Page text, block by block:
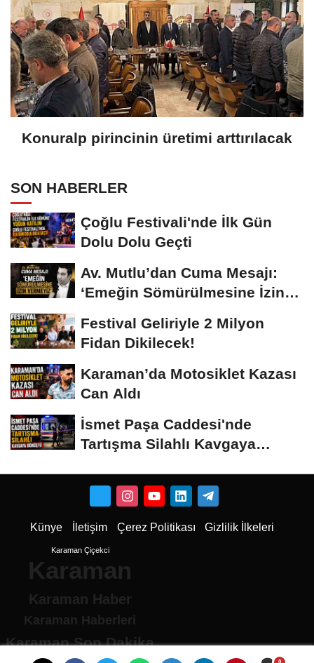
Konuralp pirincinin üretimi arttırılacak
SON HABERLER
Çoğlu Festivali'nde İlk Gün
Dolu Dolu Geçti
Av. Mutlu’dan Cuma Mesajı:
‘Emeğin Sömürülmesine İzin
Festival Geliriyle 2 Milyon
Fidan Dikilecek!
Karaman’da Motosiklet Kazası
Can Aldı
İsmet Paşa Caddesi'nde
Tartışma Silahlı Kavgaya
Künye İletişim Çerez Politikası Gizlilik İlkeleri
Karaman Çiçekci
Karaman
Karaman Haber
Karaman Haberleri
Karaman Son Dakika